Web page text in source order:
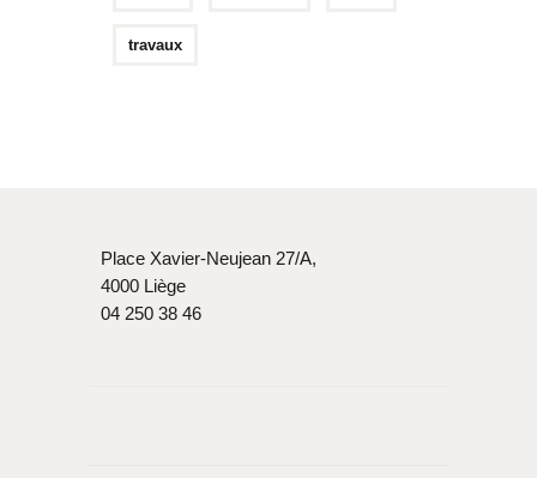
travaux
Place Xavier-Neujean 27/A,
4000 Liège
04 250 38 46